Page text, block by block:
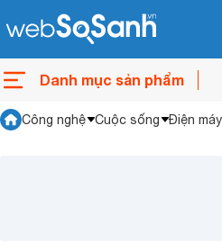
Danh mục sản phẩm
Công nghệ Cuộc sống Điện máy